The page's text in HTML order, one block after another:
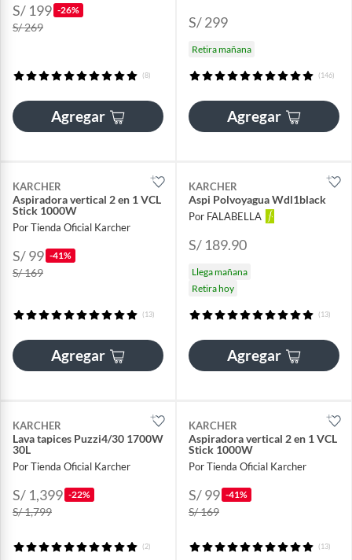
S/ 199 -26%
S/ 269
(8)
Agregar
S/ 299
Retira mañana
(146)
Agregar
KARCHER
Aspiradora vertical 2 en 1 VCL
Stick 1000W
Por Tienda Oficial Karcher
S/ 99 -41%
S/ 169
(13)
Agregar
KARCHER
Aspi Polvoyagua Wdl1black
Por FALABELLA
S/ 189.90
Llega mañana
Retira hoy
(13)
Agregar
KARCHER
Lava tapices Puzzi4/30 1700W
30L
Por Tienda Oficial Karcher
S/ 1,399 -22%
S/ 1,799
(2)
KARCHER
Aspiradora vertical 2 en 1 VCL
Stick 1000W
Por Tienda Oficial Karcher
S/ 99 -41%
S/ 169
(13)